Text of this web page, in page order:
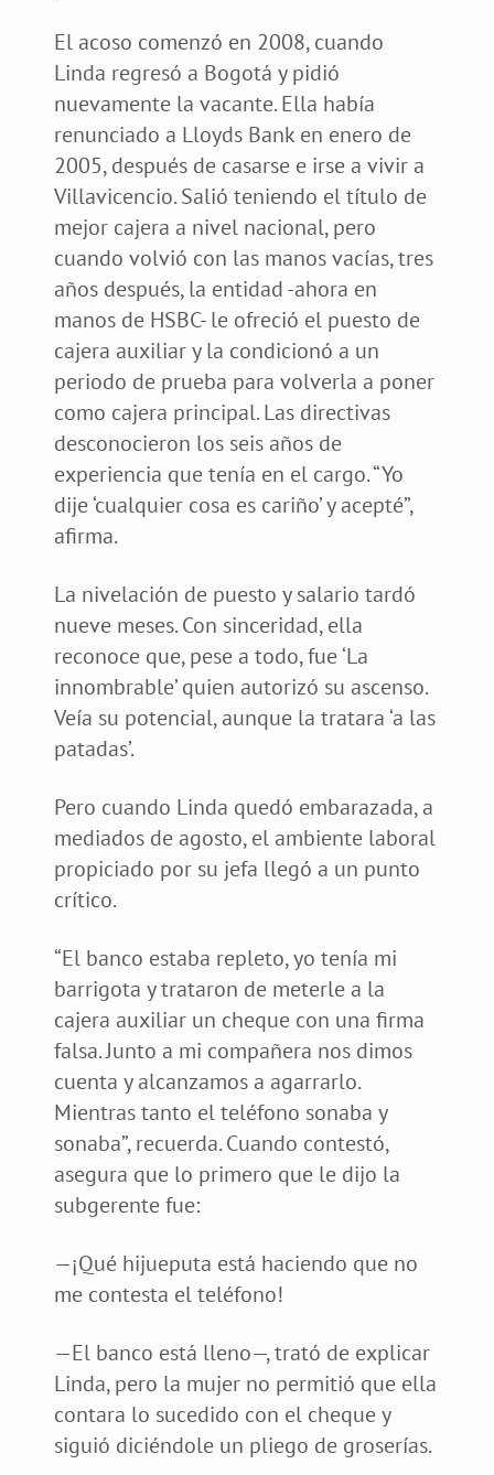
El acoso comenzó en 2008, cuando
Linda regresó a Bogotá y pidió
nuevamente la vacante. Ella había
renunciado a Lloyds Bank en enero de
2005, después de casarse e irse a vivir a
Villavicencio. Salió teniendo el título de
mejor cajera a nivel nacional, pero
cuando volvió con las manos vacías, tres
años después, la entidad -ahora en
manos de HSBC- le ofreció el puesto de
cajera auxiliar y la condicionó a un
periodo de prueba para volverla a poner
como cajera principal. Las directivas
desconocieron los seis años de
experiencia que tenía en el cargo. “Yo
dije ‘cualquier cosa es cariño’ y acepté”,
afirma.
La nivelación de puesto y salario tardó
nueve meses. Con sinceridad, ella
reconoce que, pese a todo, fue ‘La
innombrable’ quien autorizó su ascenso.
Veía su potencial, aunque la tratara ‘a las
patadas’.
Pero cuando Linda quedó embarazada, a
mediados de agosto, el ambiente laboral
propiciado por su jefa llegó a un punto
crítico.
“El banco estaba repleto, yo tenía mi
barrigota y trataron de meterle a la
cajera auxiliar un cheque con una firma
falsa. Junto a mi compañera nos dimos
cuenta y alcanzamos a agarrarlo.
Mientras tanto el teléfono sonaba y
sonaba”, recuerda. Cuando contestó,
asegura que lo primero que le dijo la
subgerente fue:
—¡Qué hijueputa está haciendo que no
me contesta el teléfono!
—El banco está lleno—, trató de explicar
Linda, pero la mujer no permitió que ella
contara lo sucedido con el cheque y
siguió diciéndole un pliego de groserías.